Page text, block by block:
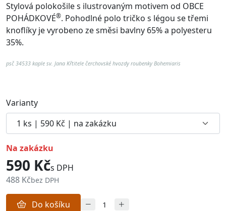
Stylová polokošile s ilustrovaným motivem od OBCE
POHÁDKOVÉ®. Pohodlné polo tričko s légou se třemi
knoflíky je vyrobeno ze směsi bavlny 65% a polyesteru
35%.
psč 34533 kaple sv. Jana Křtitele čerchovské hvozdy roubenky Bohemiaris
Varianty
na zakázku
590 Kčs DPH
488 Kčbez DPH
Do košíku